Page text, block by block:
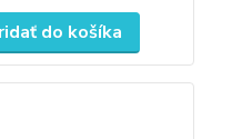
do košíka